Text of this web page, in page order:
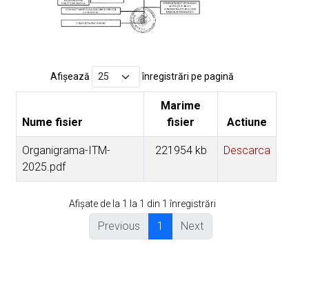
Afișează înregistrări pe pagină
Nume fisier
Marime
fisier
Actiune
Organigrama-ITM-
2025.pdf
221954 kb Descarca
Afișate de la 1 la 1 din 1 înregistrări
Previous 1 Next